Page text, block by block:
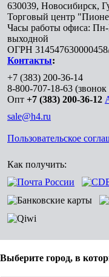
630039, Новосибирск,
Торговый центр
Часы работы офиса:
выходной
ОГРН
Контакты:
+7 (383) 200-36-14
8-800-707-18-63
Опт +7 (383) 200-36-12
sale@h4.ru
Пользовательское
Как получить:
Выберите город, в